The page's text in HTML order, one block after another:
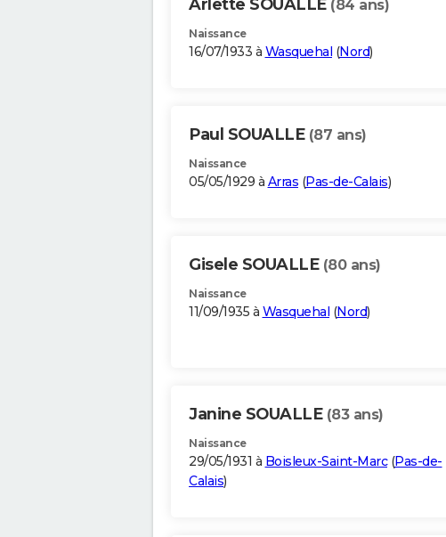
Arlette SOUALLE (84 ans)
Naissance
16/07/1933 à Wasquehal (Nord)
Paul SOUALLE (87 ans)
Naissance
05/05/1929 à Arras (Pas-de-Calais)
Gisele SOUALLE (80 ans)
Naissance
11/09/1935 à Wasquehal (Nord)
Janine SOUALLE (83 ans)
Naissance
29/05/1931 à Boisleux-Saint-Marc(Pas-de-
Calais)